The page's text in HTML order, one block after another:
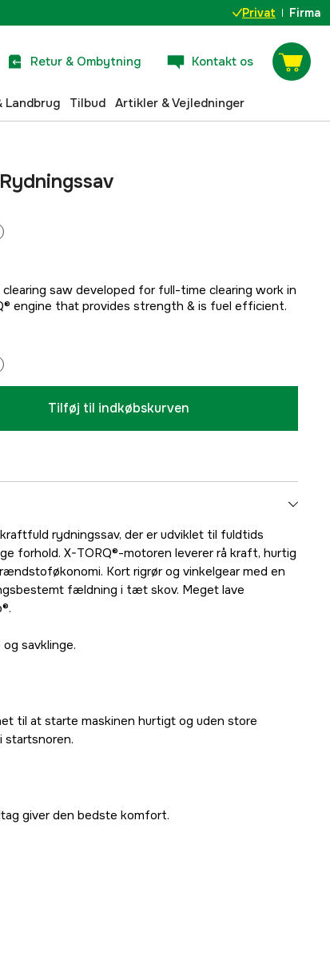
Privat Firma
Retur & Ombytning Kontakt os
Landbrug Tilbud Artikler & Vejledninger
saw developed for full-time clearing work in
engine that provides strength & is fuel efficient.
Tilføj til indkøbskurven
rydningssav, der er udviklet til fuldtids
forhold. X-TORQ®-motoren leverer rå kraft, hurtig
Kort rigrør og vinkelgear med en
fældning i tæt skov. Meget lave
savklinge.
til at starte maskinen hurtigt og uden store
startsnoren.
giver den bedste komfort.